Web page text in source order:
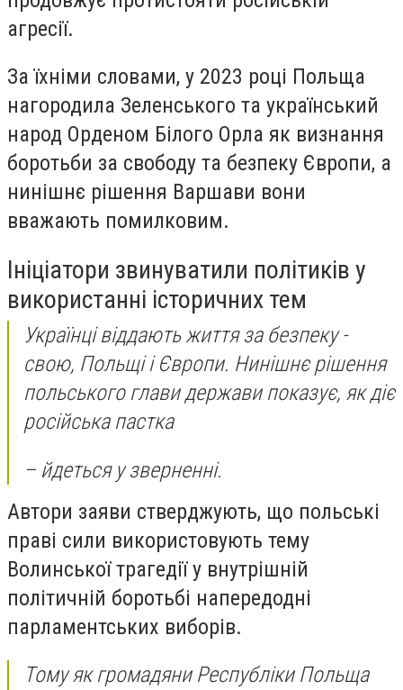
агресії.
За їхніми словами, у 2023 році Польща
нагородила Зеленського та український
народ Орденом Білого Орла як визнання
боротьби за свободу та безпеку Європи, а
нинішнє рішення Варшави вони
вважають помилковим.
Ініціатори звинуватили політиків у
використанні історичних тем
Українці віддають життя за безпеку -
свою, Польщі і Європи. Нинішнє рішення
польського глави держави показує, як діє
російська пастка
– йдеться у зверненні.
Автори заяви стверджують, що польські
праві сили використовують тему
Волинської трагедії у внутрішній
політичній боротьбі напередодні
парламентських виборів.
Тому як громадяни Республіки Польща